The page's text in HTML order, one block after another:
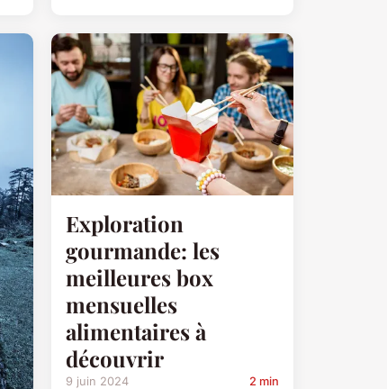
Exploration
gourmande: les
meilleures box
mensuelles
alimentaires à
découvrir
9 juin 2024 2 min